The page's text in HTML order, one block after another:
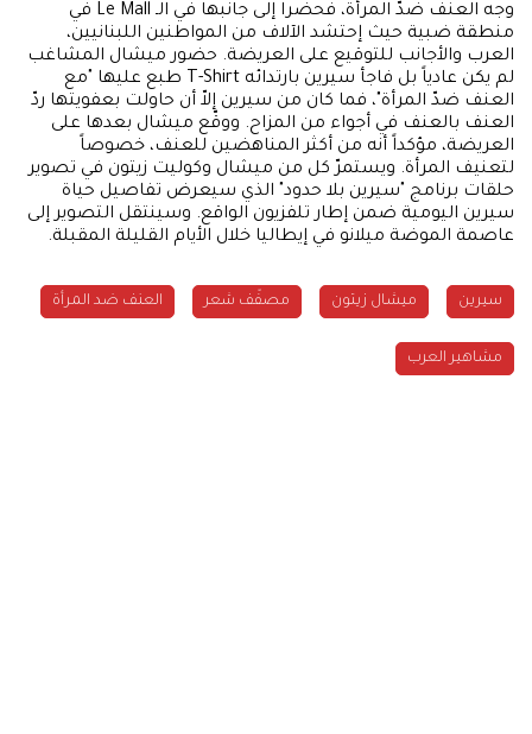
وجه العنف ضدّ المرأة، فحضرا إلى جانبها في الـ Le Mall في
منطقة ضبية حيث إحتشد الآلاف من المواطنين اللبنانيين،
العرب والأجانب للتوقيع على العريضة. حضور ميشال المشاغب
لم يكن عادياً بل فاجأ سيرين بارتدائه T-Shirt طبع عليها "مع
العنف ضدّ المرأة"، فما كان من سيرين إلاّ أن حاولت بعفويتها ردّ
العنف بالعنف في أجواء من المزاح. ووقّع ميشال بعدها على
العريضة، مؤكداً أنه من أكثر المناهضين للعنف، خصوصاً
لتعنيف المرأة. ويستمرّ كل من ميشال وكوليت زيتون في تصوير
حلقات برنامج "سيرين بلا حدود" الذي سيعرض تفاصيل حياة
سيرين اليومية ضمن إطار تلفزيون الواقع. وسينتقل التصوير إلى
عاصمة الموضة ميلانو في إيطاليا خلال الأيام القليلة المقبلة.
سيرين ميشال زيتون مصفّف شعر العنف ضد المرأة
مشاهير العرب